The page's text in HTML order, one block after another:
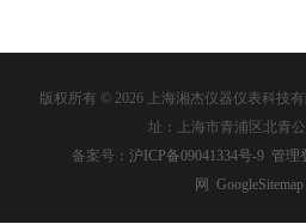
版权所有 © 2026 上海湘杰仪器仪表科技
址：上海市青浦区北青
备案号： 沪ICP备09041334号-9 管理
网 GoogleSitemap